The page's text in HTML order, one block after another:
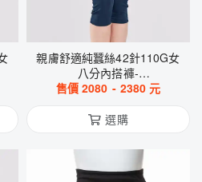
親膚舒適純蠶絲42針110G女
八分內搭褲-
WWCAA3049M(午夜藍)
售價 2080 - 2380 元
選購